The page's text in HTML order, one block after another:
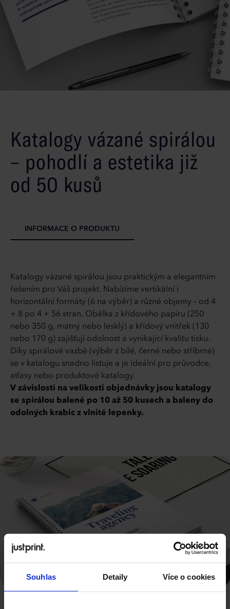
Souhlas Detaily Více o cookies
Katalogy vázané spirálou
– pohodlí a estetika již
od 50 kusů
INFORMACE O PRODUKTU
Katalogy vázané spirálou jsou praktickým a elegantním
řešením pro Váš projekt. Nabízíme vertikální i
horizontální formáty (6 na výběr) a různé objemy – od 4
+ 8 po 4 + 56 stran. Obálka z křídového papíru (250
nebo 350 g, matný nebo lesklý) a křídový vnitřek (130
nebo 170 g) zajišťují odolnost a vynikající kvalitu tisku.
Díky spirálové vazbě (výběr z bílé, černé nebo stříbrné)
se v katalogu snadno listuje a je ideální pro průvodce,
atlasy nebo produktové katalogy.
V závislosti na velikosti objednávky jsou katalogy
se spirálou balené po 10 až 50 kusech a baleny do
odolných krabic z vlnité lepenky.